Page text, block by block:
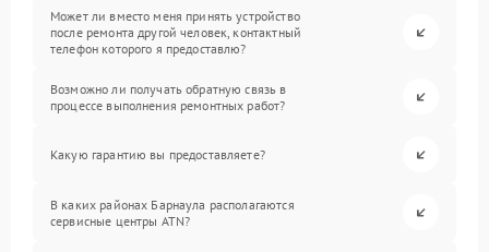
Может ли вместо меня принять устройство
после ремонта другой человек, контактный
телефон которого я предоставлю?
Возможно ли получать обратную связь в
процессе выполнения ремонтных работ?
Какую гарантию вы предоставляете?
В каких районах Барнаула располагаются
сервисные центры ATN?